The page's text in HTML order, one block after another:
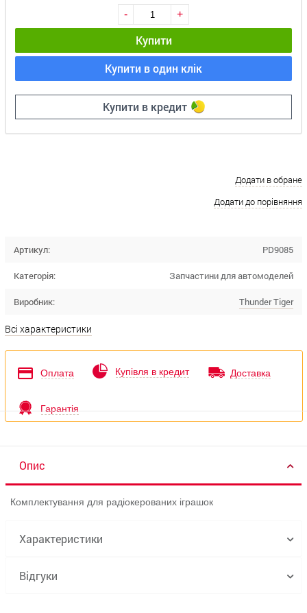
- +
Купити
Купити в один клік
Купити в кредит
Додати в обране
Додати до порівняння
Артикул: PD9085
Категорія: Запчастини для автомоделей
Виробник: Thunder Tiger
Всі характеристики
Оплата Купівля в кредит Доставка
Гарантія
Опис
Комплектування для радіокерованих іграшок
Характеристики
Відгуки